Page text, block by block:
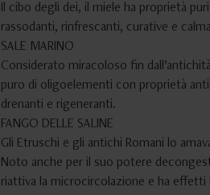
Il cibo degli dei, il miele ha proprietà
rassodanti, rinfrescanti, curative e
SALE MARINO
Considerato miracoloso fin
puro di oligoelementi con proprietà
drenanti e rigeneranti.
FANGO DELLE SALINE
Gli Etruschi e gli antichi Romani lo
Noto anche per il suo potere
riattiva la microcircolazione e ha effetti